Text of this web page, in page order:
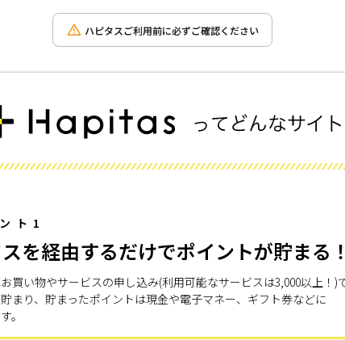
ハピタスご利用前に必ずご確認ください
ト1
を経由するだけでポイントが貯まる
買い物やサービスの申し込み(利用可能なサービスは3,000以上！)
まり、貯まったポイントは現金や電子マネー、ギフト券などに
。